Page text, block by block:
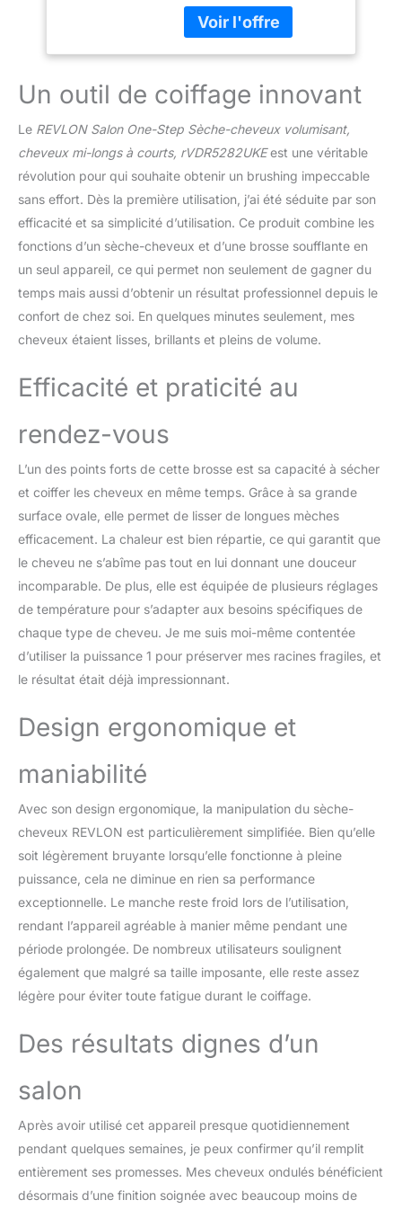
fonctionnant avec de l'air
chaud est doté d'une
mi-longs à courts. La
TECHNOLOGIE
CÉRAMIQUE réduit les
répartition homogène de
la chaleur, pour coiffer
plus facilement. La
TECHNOLOGIE IONIQUE
finition salon, pour moins
de frisottis et des
cheveux brillants en
pleine santé. Obtenez
salon avec 22 % de
de cheveux cassés en
cheveux de marques
leaders du marché.
Adaptateur prise double
UK/UE, idéal pour
voyager.
Un outil de coiffage innovant
Le REVLON Salon One-Step Sèche-cheveux volumisant,
cheveux mi-longs à courts, rVDR5282UKEest une véritable
révolution pour qui souhaite obtenir un brushing impeccable
sans effort. Dès la première utilisation, j’ai été séduite par son
efficacité et sa simplicité d’utilisation. Ce produit combine les
fonctions d’un sèche-cheveux et d’une brosse soufflante en
un seul appareil, ce qui permet non seulement de gagner du
temps mais aussi d’obtenir un résultat professionnel depuis le
confort de chez soi. En quelques minutes seulement, mes
cheveux étaient lisses, brillants et pleins de volume.
Efficacité et praticité au
rendez-vous
L’un des points forts de cette brosse est sa capacité à sécher
et coiffer les cheveux en même temps. Grâce à sa grande
surface ovale, elle permet de lisser de longues mèches
efficacement. La chaleur est bien répartie, ce qui garantit que
le cheveu ne s’abîme pas tout en lui donnant une douceur
incomparable. De plus, elle est équipée de plusieurs réglages
de température pour s’adapter aux besoins spécifiques de
chaque type de cheveu. Je me suis moi-même contentée
d’utiliser la puissance 1 pour préserver mes racines fragiles, et
le résultat était déjà impressionnant.
Design ergonomique et
maniabilité
Avec son design ergonomique, la manipulation du sèche-
cheveux REVLON est particulièrement simplifiée. Bien qu’elle
soit légèrement bruyante lorsqu’elle fonctionne à pleine
puissance, cela ne diminue en rien sa performance
exceptionnelle. Le manche reste froid lors de l’utilisation,
rendant l’appareil agréable à manier même pendant une
période prolongée. De nombreux utilisateurs soulignent
également que malgré sa taille imposante, elle reste assez
légère pour éviter toute fatigue durant le coiffage.
Des résultats dignes d’un
salon
Après avoir utilisé cet appareil presque quotidiennement
pendant quelques semaines, je peux confirmer qu’il remplit
entièrement ses promesses. Mes cheveux ondulés bénéficient
désormais d’une finition soignée avec beaucoup moins de